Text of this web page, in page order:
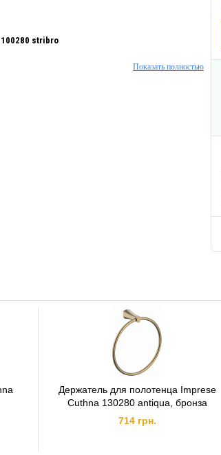
stribro
Показать полностью
Держатель для полотенца Imprese
Cuthna 130280 antiqua, бронза
714 грн.